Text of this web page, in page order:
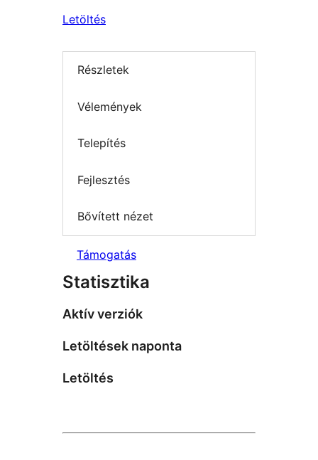
Letöltés
Részletek
Vélemények
Telepítés
Fejlesztés
Bővített nézet
Támogatás
Statisztika
Aktív verziók
Letöltések naponta
Letöltés